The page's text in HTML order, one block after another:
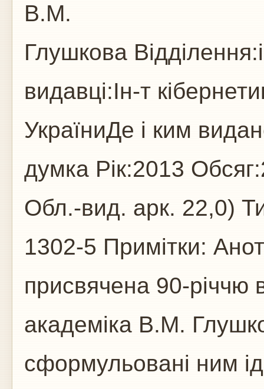
В.М.
Глушкова
видавці:Ін-т
УкраїниДе і ким
думка Рік:2013
Обл.-вид. арк. 22,0)
1302-5 Примітки:
присвячена 90-річчю
академіка В.М.
сформульовані ним